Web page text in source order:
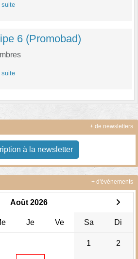
suite
6 (Promobad)
suite
à la newsletter
+ de newsletters
Août 2026
Je Ve Sa Di
1 2
+ d'évènements